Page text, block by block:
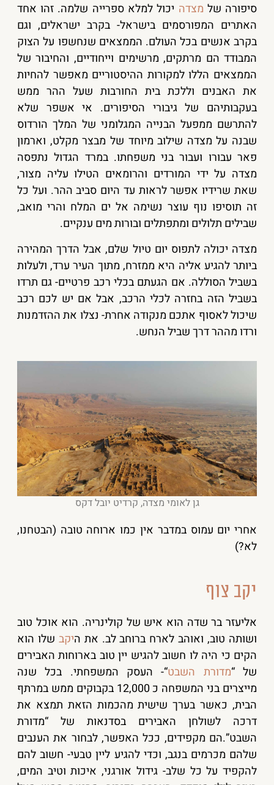
סיפורה של מצדה יכול למלא ספרייה שלמה. זהו אחד
האתרים המפורסמים בישראל- בקרב ישראלים, וגם
בקרב אנשים בכל העולם. הממצאים שנחשפו על הצוק
המבודד הם מרתקים, מרשימים וייחודיים, והחיבור של
הממצאים הללו למקורות ההיסטוריים מאפשר להחיות
את האבנים וללכת בית החורבות שעל ההר ממש
בעקבותיהם של גיבורי הסיפורים. אי אשפר שלא
להתרשם ממפעל הבנייה המגלומני של המלך הורדוס
שבנה על מצדה שילוב מיוחד של מבצר מקלט, וארמון
פאר עבורו ועבור בני משפחתו. במרד הגדול נתפסה
מצדה על ידי המורדים והרומאים הטילו עליה מצור,
שאת שרידיו אפשר לראות עד היום סביב ההר. ועל כל
זה תוסיפו נוף עוצר נשימה אל ים המלח והרי מואב,
שבילים תלולים ומתפתלים ובורות מים ענקיים.
מצדה יכולה לתפוס יום טיול שלם, אבל הדרך המהירה
ביותר להגיע אליה היא ממזרח, מתוך העיר ערד, ולעלות
בשביל הסוללה. אם הגעתם בכלי רכב פרטיים- גם תרדו
בשביל הזה בחזרה לכלי הרכב, אבל אם יש לכם רכב
שיכול לאסוף אתכם מנקודה אחרת- נצלו את ההזדמנות
ורדו מההר דרך שביל הנחש.
גן לאומי מצדה, קרדיט יובל דקס
אחרי יום עמוס במדבר אין כמו ארוחה טובה (הבטחנו,
לא?)
יקב צוף
אליעזר בר שדה הוא איש של קולינריה. הוא אוכל טוב
ושותה טוב, ואוהב לארח ברוחב לב. את היקב שלו הוא
הקים כי היה לו חשוב להגיש יין טוב בארוחות האבירים
של “מדורת השבט“- העסק המשפחתי. בכל שנה
מייצרים בני המשפחה כ 12,000 בקבוקים ממש במרתף
הבית, כאשר בערך שישית מהכמות הזאת תמצא את
דרכה לשולחן האבירים בסדנאות של “מדורת
השבט”.הם מקפידים, ככל האפשר, לבחור את הענבים
שלהם מכרמים בנגב, וכדי להגיע ליין טבעי- חשוב להם
להקפיד על כל שלב- גידול אורגני, איכות וטיב המים,